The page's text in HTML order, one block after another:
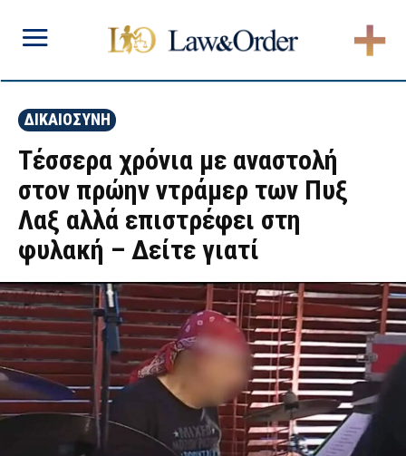
ΔΙΚΑΙΟΣΥΝΗ
Τέσσερα χρόνια με αναστολή
στον πρώην ντράμερ των Πυξ
Λαξ αλλά επιστρέφει στη
φυλακή – Δείτε γιατί